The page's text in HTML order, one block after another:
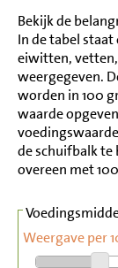
Bekijk de
In de tabel
eiwitten,
weergegeven.
worden in 100
waarde
de schuifbalk te
overeen met
Weergave per